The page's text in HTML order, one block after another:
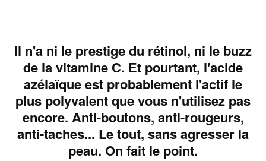
Il n'a ni le prestige du rétinol, ni le buzz
de la vitamine C. Et pourtant, l'acide
azélaïque est probablement l'actif le
plus polyvalent que vous n'utilisez pas
encore. Anti-boutons, anti-rougeurs,
anti-taches... Le tout, sans agresser la
peau. On fait le point.